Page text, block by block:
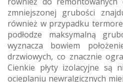
zmniejszonej grubości
również w przypadku
podłodze maksymalną
wyznacza bowiem
drzwiowych, co znacznie
Cienkie płyty izolacyjne są
ocieplaniu newralgicznych